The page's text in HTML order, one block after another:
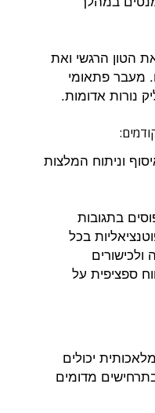
הטון הרגשי ואת
פתאומי
נורות אדומות.
וניתוח המלצות
בתגובות
בכל
ספציפית על
יכולים
מדומים